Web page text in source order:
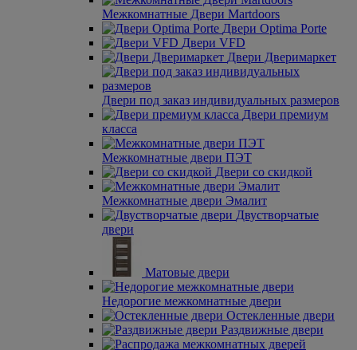
Межкомнатные Двери Martdoors
Двери Optima Porte
Двери VFD
Двери Дверимаркет
Двери под заказ индивидуальных размеров
Двери премиум
класса
Межкомнатные двери ПЭТ
Двери со скидкой
Межкомнатные двери Эмалит
Двустворчатые
двери
Матовые двери
Недорогие межкомнатные двери
Остекленные двери
Раздвижные двери